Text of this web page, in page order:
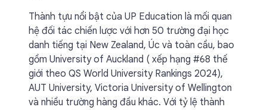
Thành tựu nổi bật của UP Education là mối quan
hệ đối tác chiến lược với hơn 50 trường đại học
danh tiếng tại New Zealand, Úc và toàn cầu, bao
gồm University of Auckland ( xếp hạng #68 thế
giới theo QS World University Rankings 2024),
AUT University, Victoria University of Wellington
và nhiều trường hàng đầu khác. Với tỷ lệ thành